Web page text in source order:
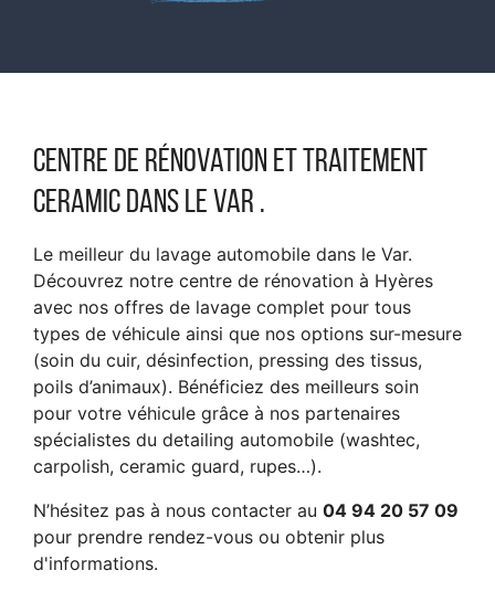
Centre de rénovation et traitement
ceramic dans le var .
Le meilleur du lavage automobile dans le Var.
Découvrez notre centre de rénovation à Hyères
avec nos offres de lavage complet pour tous
types de véhicule ainsi que nos options sur-mesure
(soin du cuir, désinfection, pressing des tissus,
poils d’animaux). Bénéficiez des meilleurs soin
pour votre véhicule grâce à nos partenaires
spécialistes du detailing automobile (washtec,
carpolish, ceramic guard, rupes…).
N’hésitez pas à nous contacter au 04 94 20 57 09
pour prendre rendez-vous ou obtenir plus
d'informations.